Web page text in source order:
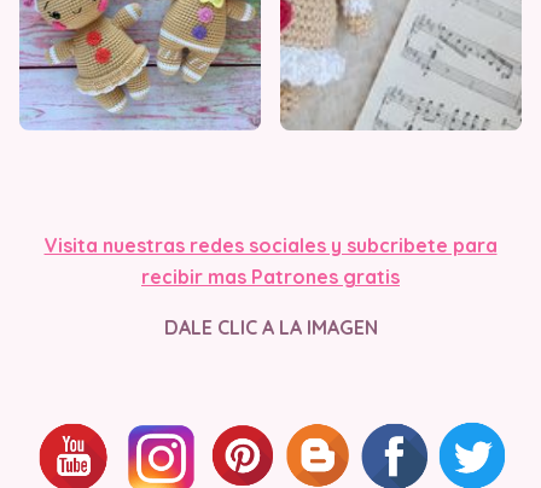
Visita nuestras redes sociales y subcribete para
recibir mas Patrones gratis
DALE CLIC A LA IMAGEN